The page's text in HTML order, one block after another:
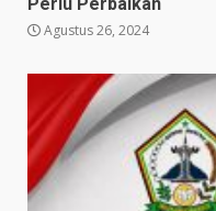
Agustus 26, 2024